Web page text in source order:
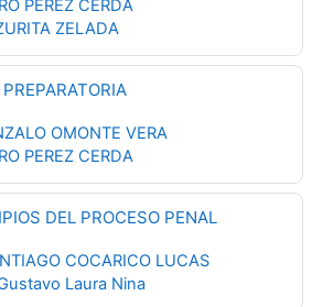
PEREZ CERDA
ZELADA
OMONTE VERA
PEREZ CERDA
DEL PROCESO PENAL
COCARICO LUCAS
Laura Nina